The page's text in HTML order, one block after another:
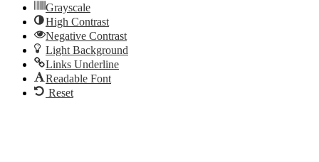
Grayscale
High Contrast
Negative Contrast
Light Background
Links Underline
Readable Font
Reset